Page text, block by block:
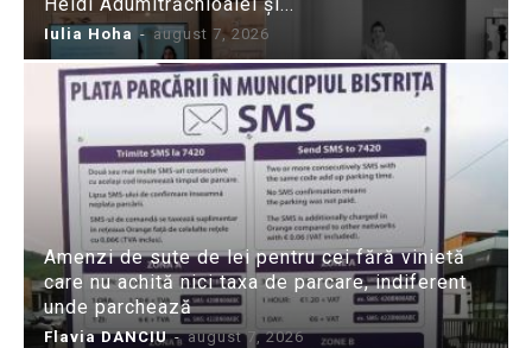
Iulia Hoha - august 7, 2026
Amenzi de sute de lei pentru cei fără vinietă
care nu achită nici taxa de parcare, indiferent
unde parchează
Flavia DANCIU - august 7, 2026